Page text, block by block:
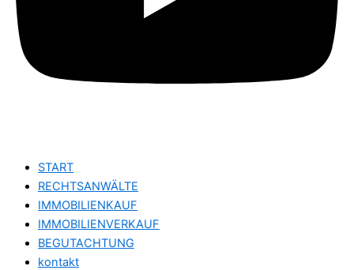
START
RECHTSANWÄLTE
IMMOBILIENKAUF
IMMOBILIENVERKAUF
BEGUTACHTUNG
kontakt